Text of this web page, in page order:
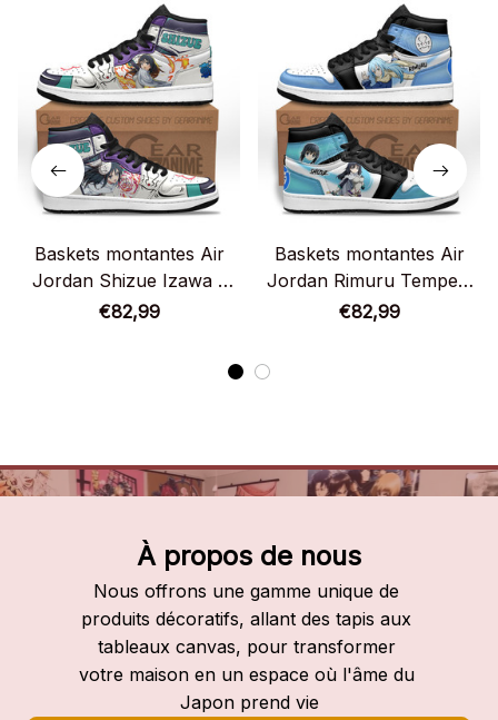
Baskets montantes Air
Jordan Shizue Izawa –
Chaussures montantes
€82,99
Baskets montantes Air
Jordan Rimuru Tempest
et Shizue Izawa –
€82,99
À propos de nous
Nous offrons une gamme unique de
produits décoratifs, allant des tapis aux
tableaux canvas, pour transformer
votre maison en un espace où l'âme du
Japon prend vie